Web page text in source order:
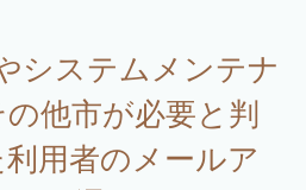
システムメンテナ
他市が必要と判
用者のメールア